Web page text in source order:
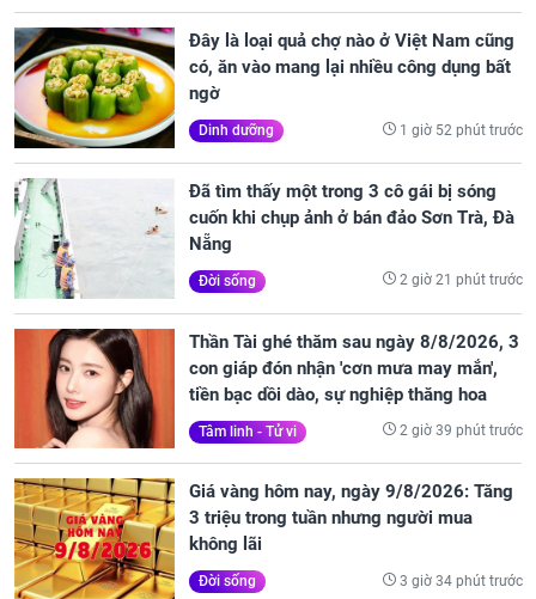
Đây là loại quả chợ nào ở Việt Nam cũng
có, ăn vào mang lại nhiều công dụng bất
ngờ
Dinh dưỡng 1 giờ 52 phút trước
Đã tìm thấy một trong 3 cô gái bị sóng
cuốn khi chụp ảnh ở bán đảo Sơn Trà, Đà
Nẵng
Đời sống 2 giờ 21 phút trước
Thần Tài ghé thăm sau ngày 8/8/2026, 3
con giáp đón nhận 'cơn mưa may mắn',
tiền bạc dồi dào, sự nghiệp thăng hoa
Tâm linh - Tử vi 2 giờ 39 phút trước
Giá vàng hôm nay, ngày 9/8/2026: Tăng
3 triệu trong tuần nhưng người mua
không lãi
Đời sống 3 giờ 34 phút trước